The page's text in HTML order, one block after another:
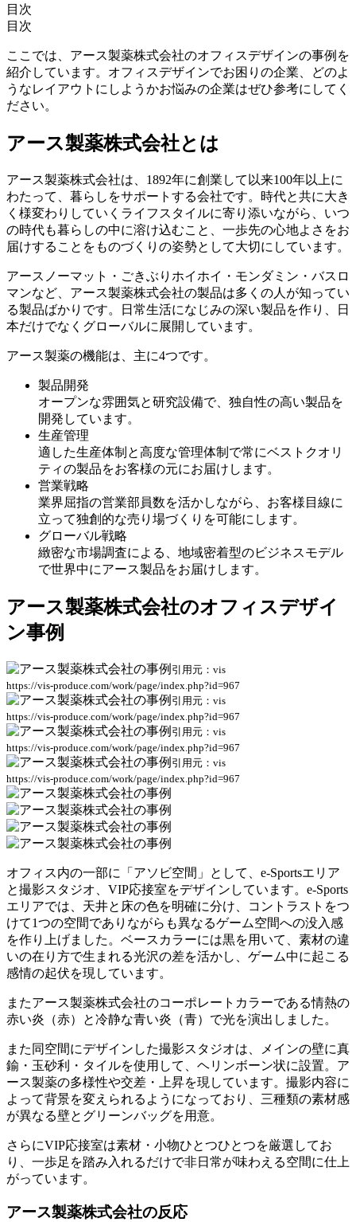
目次
目次
ここでは、アース製薬株式会社のオフィスデザインの事例を
紹介しています。オフィスデザインでお困りの企業、どのよ
うなレイアウトにしようかお悩みの企業はぜひ参考にしてく
ださい。
アース製薬株式会社とは
アース製薬株式会社は、1892年に創業して以来100年以上に
わたって、暮らしをサポートする会社です。時代と共に大き
く様変わりしていくライフスタイルに寄り添いながら、いつ
の時代も暮らしの中に溶け込むこと、一歩先の心地よさをお
届けすることをものづくりの姿勢として大切にしています。
アースノーマット・ごきぶりホイホイ・モンダミン・バスロ
マンなど、アース製薬株式会社の製品は多くの人が知ってい
る製品ばかりです。
日常生活になじみの深い製品を作り、日
本だけでなくグローバルに展開 しています。
アース製薬の機能は、主に4つです。
製品開発
オープンな雰囲気と研究設備で、独自性の高い製品を
開発しています。
生産管理
適した生産体制と高度な管理体制で常にベストクオリ
ティの製品をお客様の元にお届けします。
営業戦略
業界屈指の営業部員数を活かしながら、お客様目線に
立って独創的な売り場づくりを可能にします。
グローバル戦略
緻密な市場調査による、地域密着型のビジネスモデル
で世界中にアース製品をお届けします。
アース製薬株式会社のオフィスデザイ
ン事例
引用元：vis
https://vis-produce.com/work/page/index.php?id=967
引用元：vis
https://vis-produce.com/work/page/index.php?id=967
引用元：vis
https://vis-produce.com/work/page/index.php?id=967
引用元：vis
https://vis-produce.com/work/page/index.php?id=967
オフィス内の一部に
「アソビ空間」として、e-Sportsエリア
と撮影スタジオ、VIP応接室をデザイン しています。e-Sports
エリアでは、天井と床の色を明確に分け、コントラストをつ
けて1つの空間でありながらも異なるゲーム空間への没入感
を作り上げました。ベースカラーには黒を用いて、素材の違
いの在り方で生まれる光沢の差を活かし、ゲーム中に起こる
感情の起伏を現しています。
またアース製薬株式会社のコーポレートカラーである情熱の
赤い炎（赤）と冷静な青い炎（青）で光を演出しました。
また同空間にデザインした撮影スタジオは、メインの壁に真
鍮・玉砂利・タイルを使用して、ヘリンボーン状に設置。ア
ース製薬の多様性や交差・上昇を現しています。撮影内容に
よって背景を変えられるようになっており、三種類の素材感
が異なる壁とグリーンバッグを用意。
さらにVIP応接室は素材・小物ひとつひとつを厳選してお
り、一歩足を踏み入れるだけで非日常が味わえる空間に仕上
がっています。
アース製薬株式会社の反応